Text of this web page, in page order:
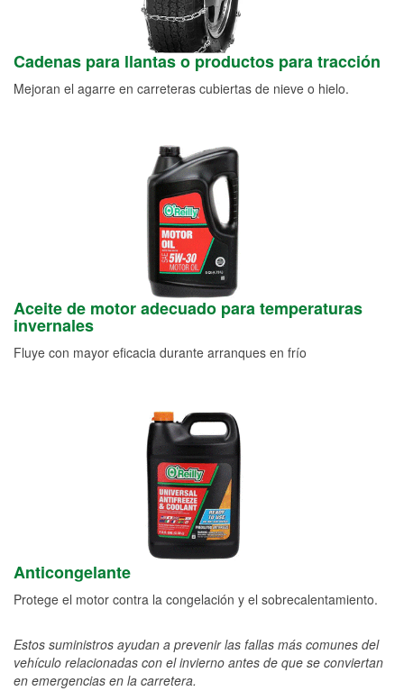
Cadenas para llantas o productos para tracción
Mejoran el agarre en carreteras cubiertas de nieve o hielo.
Aceite de motor adecuado para temperaturas
invernales
Fluye con mayor eficacia durante arranques en frío
Anticongelante
Protege el motor contra la congelación y el sobrecalentamiento.
Estos suministros ayudan a prevenir las fallas más comunes del
vehículo relacionadas con el invierno antes de que se conviertan
en emergencias en la carretera.